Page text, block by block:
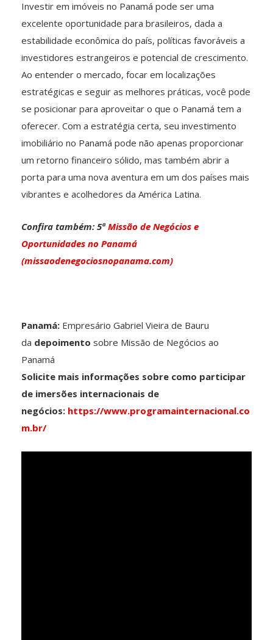
Investir em imóveis no Panamá pode ser uma
excelente oportunidade para brasileiros, dada a
estabilidade econômica do país, políticas favoráveis a
investidores estrangeiros e potencial de crescimento.
Ao entender o mercado, focar em localizações
estratégicas e seguir as melhores práticas, você pode
se posicionar para aproveitar o que o Panamá tem a
oferecer. Com a estratégia certa, seu investimento
imobiliário no Panamá pode não apenas proporcionar
um retorno financeiro sólido, mas também abrir a
porta para uma nova aventura em um dos países mais
vibrantes e acolhedores da América Latina.
Confira também: 5ªMissão de Negócios e
Oportunidades no Panamá
(missaodenegociosnopanama.com)
Panamá: Empresário Gabriel Vieira de Bauru
da depoimento sobre Missão de Negócios ao
Panamá
Solicite mais informações sobre como participar
de imersões internacionais de
negócios: https://www.programainternacional.co
m.br/